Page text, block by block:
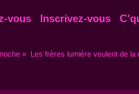
vous Inscrivez-vous
» Les frères lumière veulent de la